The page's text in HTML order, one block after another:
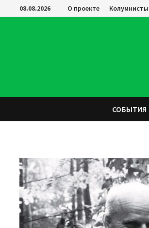
Перейти
к
08.08.2026 О проекте Колумнисты
СОБЫТИЯ